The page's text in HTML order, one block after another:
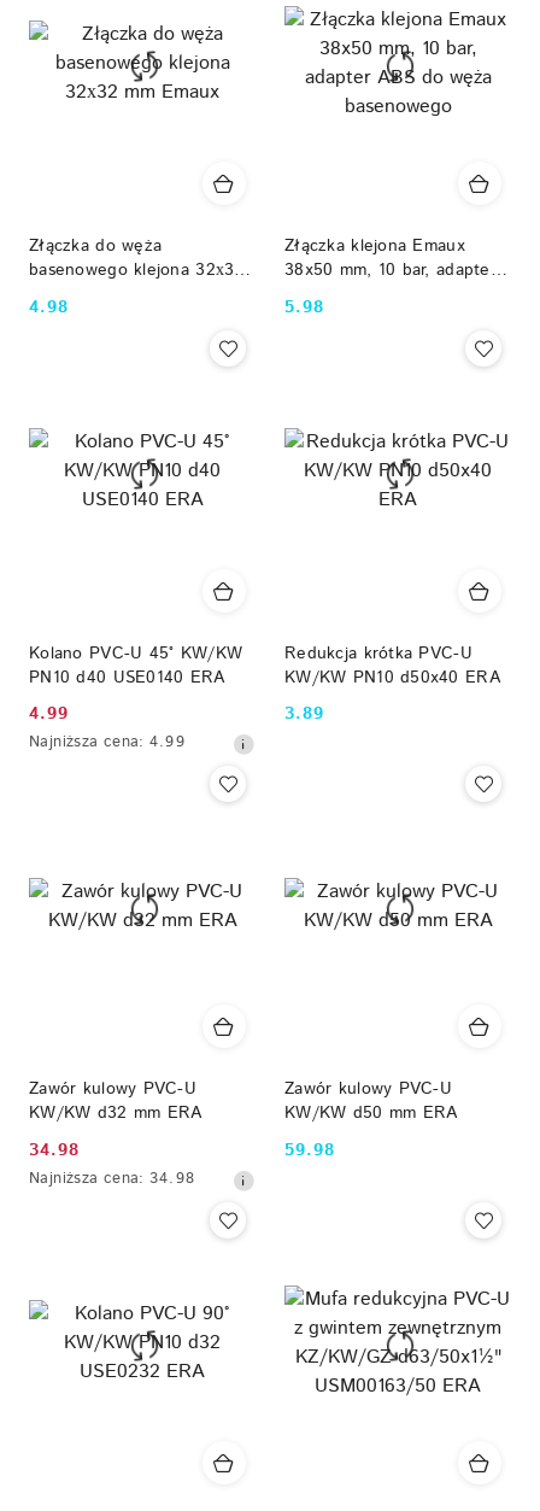
obniżką
przed
obniżką
Złączka do węża
basenowego klejona 32х32
mm Emaux
Cena:
4.98
Złączka klejona Emaux
38x50 mm, 10 bar, adapter
ABS do węża basenowego
Cena:
5.98
Kolano PVC-U 45° KW/KW
PN10 d40 USE0140 ERA
Cena
promocyjna:
4.99
Najniższa
Najniższa cena: 4.99
Redukcja krótka PVC-U
KW/KW PN10 d50x40 ERA
Cena:
3.89
Zawór kulowy PVC-U
KW/KW d32 mm ERA
Cena
promocyjna:
34.98
Najniższa
obniżką
Najniższa cena: 34.98
Zawór kulowy PVC-U
KW/KW d50 mm ERA
Cena:
59.98